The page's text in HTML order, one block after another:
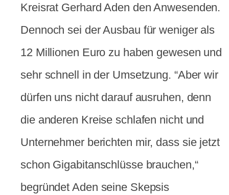
Kreisrat Gerhard Aden den Anwesenden.
Dennoch sei der Ausbau für weniger als
12 Millionen Euro zu haben gewesen und
sehr schnell in der Umsetzung. “Aber wir
dürfen uns nicht darauf ausruhen, denn
die anderen Kreise schlafen nicht und
Unternehmer berichten mir, dass sie jetzt
schon Gigabitanschlüsse brauchen,“
begründet Aden seine Skepsis